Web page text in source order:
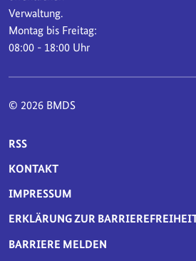
Verwaltung.
Montag bis Freitag:
08:00 - 18:00 Uhr
© 2026 BMDS
SERVICE-NAVIGATION
RSS
KONTAKT
IMPRESSUM
ERKLÄRUNG ZUR
BARRIERE MELDEN